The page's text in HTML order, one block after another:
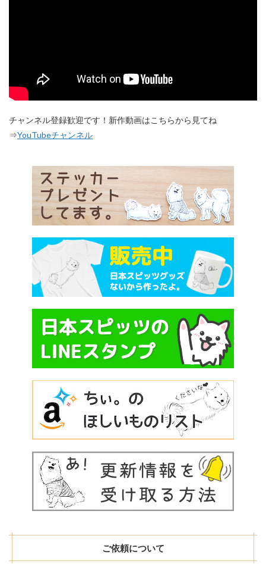
チャンネル登録歓迎です！新作動画はこちらから見てね
⇒YouTubeチャンネル
ご依頼について